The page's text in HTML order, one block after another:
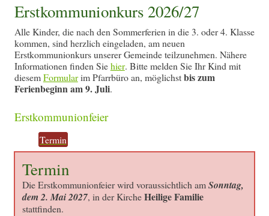
Erstkommunionkurs 2026/27
Alle Kinder, die nach den Sommerferien in die 3. oder 4. Klasse
kommen, sind herzlich eingeladen, am neuen
Erstkommunionkurs unserer Gemeinde teilzunehmen. Nähere
Informationen finden Siehier. Bitte melden Sie Ihr Kind mit
diesemFormularim Pfarrbüro an, möglichstbis zum
Ferienbeginn am 9. Juli.
Erstkommunionfeier
Termin
Termin
Die Erstkommunionfeier wird voraussichtlich amSonntag,
dem 2. Mai 2027, in der KircheHeilige Familie
stattfinden.